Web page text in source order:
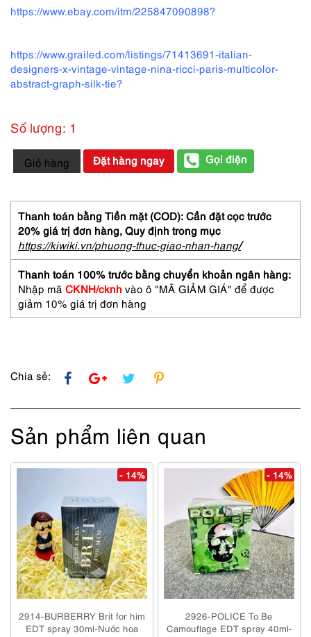
https://www.ebay.com/itm/225847090898?
https://www.grailed.com/listings/71413691-italian-
designers-x-vintage-vintage-nina-ricci-paris-multicolor-
abstract-graph-silk-tie?
Số lượng: 1
3736-
Caravat-
RICCI
Paris
silk
tie
8.0cm-
Gần
như
mới
số
Giỏ hàng Đặt hàng ngay Gọi điện
Thanh toán bằng Tiền mặt (COD): Cần đặt cọc trước
20% giá trị đơn hàng, Quy định trong mục
https://kiwiki.vn/phuong-thuc-giao-nhan-hang/
Thanh toán 100% trước bằng chuyển khoản ngân hàng:
Nhập mã CKNH/cknh vào ô "MÃ GIẢM GIÁ" để được
giảm 10% giá trị đơn hàng
Chia sẻ:
Sản phẩm liên quan
- 14%
2914-BURBERRY Brit for him
EDT spray 30ml-Nước hoa
- 14%
2926-POLICE To Be
Camouflage EDT spray 40ml-